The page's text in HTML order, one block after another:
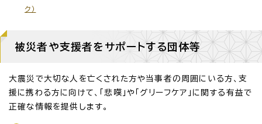
ク）
被災者や支援者をサポートする団体等
大震災で大切な人を亡くされた方や当事者の周囲にいる方、支
援に携わる方に向けて、「悲嘆」や「グリーフケア」に関する有益で
正確な情報を提供します。